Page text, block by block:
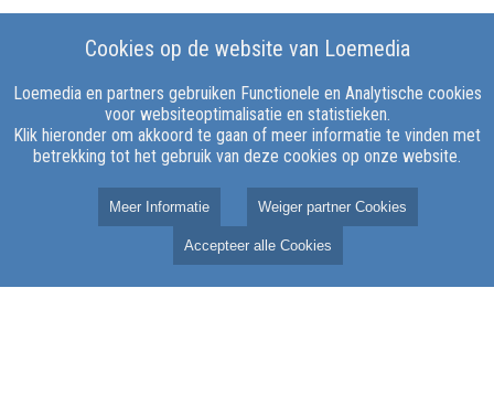
Cookies op de website van Loemedia
Loemedia en partners gebruiken Functionele en Analytische cookies
voor websiteoptimalisatie en statistieken.
Klik hieronder om akkoord te gaan of meer informatie te vinden met
betrekking tot het gebruik van deze cookies op onze website.
Meer Informatie Weiger partner Cookies
Accepteer alle Cookies